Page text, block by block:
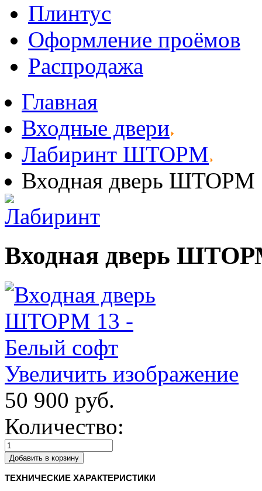
Плинтус
Оформление проёмов
Распродажа
Главная
Входные двери
Лабиринт ШТОРМ
Входная дверь ШТОРМ
Входная дверь
Увеличить изображение
50 900 руб.
Количество:
ТЕХНИЧЕСКИЕ ХАРАКТЕРИСТИКИ